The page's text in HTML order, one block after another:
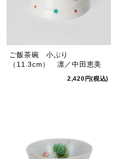
ご飯茶碗 小ぶり
（11.3cm） 凛／中田恵美
2,420円(税込)